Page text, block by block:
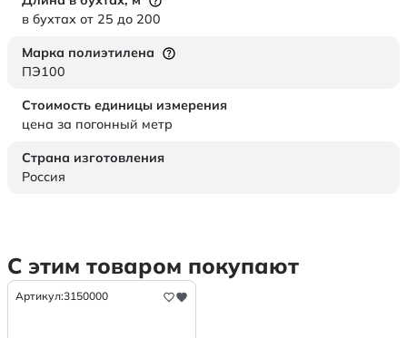
в бухтах от 25 до 200
Марка полиэтилена
ПЭ100
Стоимость единицы измерения
цена за погонный метр
Страна изготовления
Россия
С этим товаром покупают
Артикул:3150000